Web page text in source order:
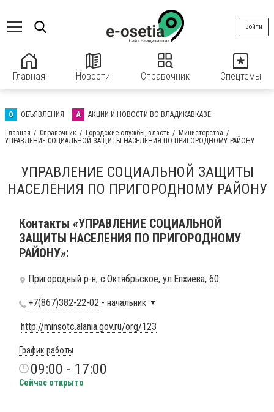
Главная Новости Справочник Спецтемы
Войти
О ОБЪЯВЛЕНИЯ А АКЦИИ И НОВОСТИ ВО ВЛАДИКАВКАЗЕ
Главная Справочник Городские службы, власть
Министерства
УПРАВЛЕНИЕ СОЦИАЛЬНОЙ ЗАЩИТЫ НАСЕЛЕНИЯ ПО ПРИГОРОДНОМУ РАЙОНУ
УПРАВЛЕНИЕ СОЦИАЛЬНОЙ ЗАЩИТЫ
НАСЕЛЕНИЯ ПО ПРИГОРОДНОМУ РАЙОНУ
Контакты «УПРАВЛЕНИЕ СОЦИАЛЬНОЙ
ЗАЩИТЫ НАСЕЛЕНИЯ ПО ПРИГОРОДНОМУ
РАЙОНУ»:
Пригородный р-н, с.Октябрьское, ул.Епхиева, 60
+7(867)382-22-02 - начальник
http://minsotc.alania.gov.ru/org/123
График работы
09:00 - 17:00
Сейчас открыто